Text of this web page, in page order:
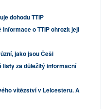
dohodu TTIP
informace o TTIP ohrozit její
jako jsou Češi
listy za důležitý informační
vítězství v Leicesteru. A